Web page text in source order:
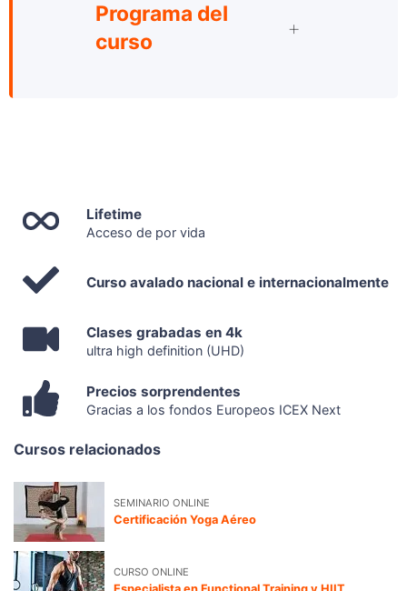
Programa del
curso
Lifetime
Acceso de por vida
Curso avalado nacional e internacionalmente
Clases grabadas en 4k
ultra high definition (UHD)
Precios sorprendentes
Gracias a los fondos Europeos ICEX Next
Cursos relacionados
SEMINARIO ONLINE
Certificación Yoga Aéreo
CURSO ONLINE